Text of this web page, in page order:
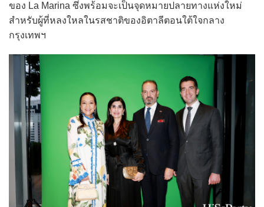
ของ La Marina ซึ่งพร้อมจะเป็นจุดหมายปลายทางแห่งใหม่
สำหรับผู้ที่หลงใหลในรสชาติของอิตาลีตอนใต้ใจกลาง
กรุงเทพฯ